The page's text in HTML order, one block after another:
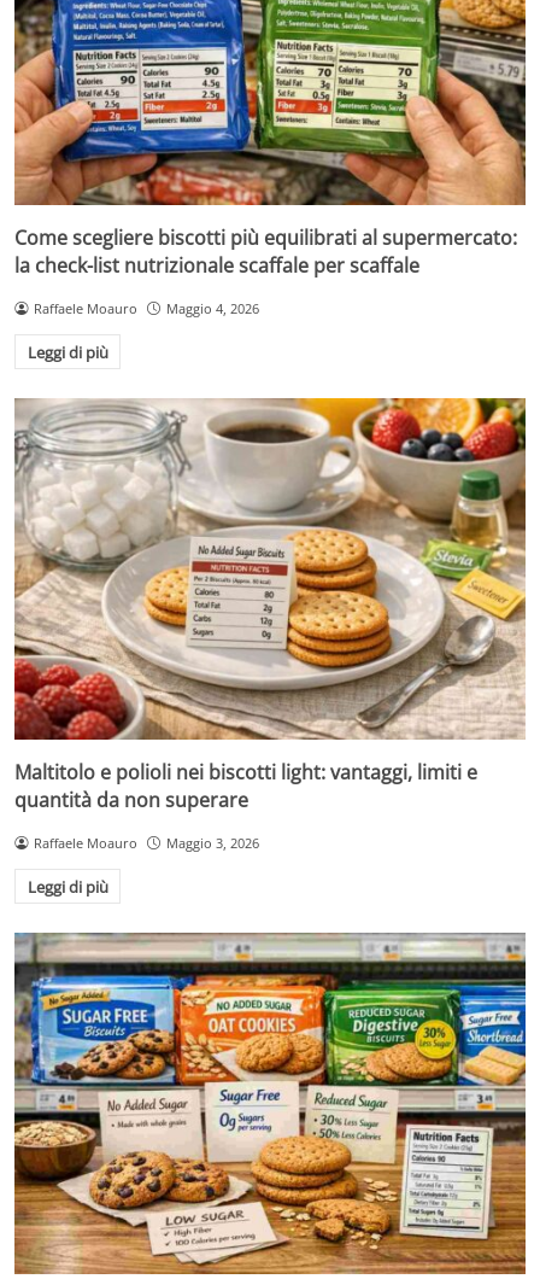
Come scegliere biscotti più equilibrati al supermercato:
la check-list nutrizionale scaffale per scaffale
Raffaele Moauro Maggio 4, 2026
Leggi di più
Maltitolo e polioli nei biscotti light: vantaggi, limiti e
quantità da non superare
Raffaele Moauro Maggio 3, 2026
Leggi di più